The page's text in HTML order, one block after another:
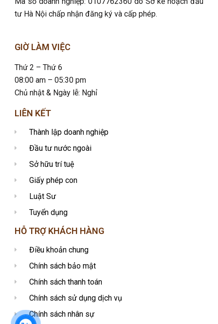
tư Hà Nội chấp nhận đăng ký và cấp phép.
GIỜ LÀM VIỆC
Thứ 2 – Thứ 6
08:00 am – 05:30 pm
Chủ nhật & Ngày lễ: Nghỉ
LIÊN KẾT
Thành lập doanh nghiệp
Đầu tư nước ngoài
Sở hữu trí tuệ
Giấy phép con
Luật Sư
Tuyển dụng
HỖ TRỢ KHÁCH HÀNG
Điều khoản chung
Chính sách bảo mật
Chính sách thanh toán
Chính sách sử dụng dịch vụ
Chính sách nhân sự